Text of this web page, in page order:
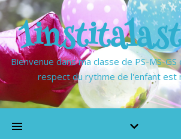
Bienvenue dans ma classe de PS-MS-
respect du rythme de l'enfant est